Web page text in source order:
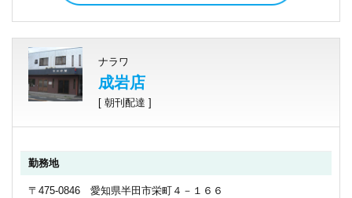
ナラワ
成岩店
[ 朝刊配達 ]
勤務地
〒475-0846 愛知県半田市栄町４－１６６